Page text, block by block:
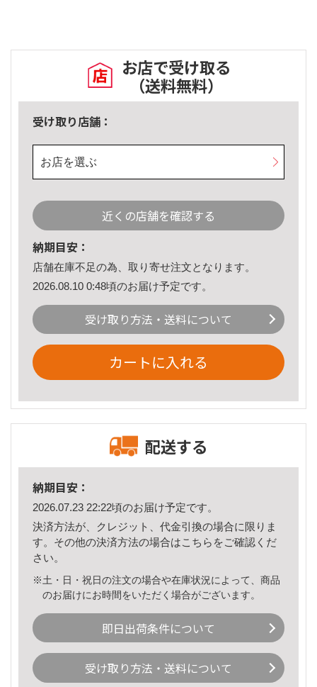
お店で受け取る
（送料無料）
受け取り店舗：
お店を選ぶ
近くの店舗を確認する
納期目安：
店舗在庫不足の為、取り寄せ注文となります。
2026.08.10 0:48頃のお届け予定です。
受け取り方法・送料について
カートに入れる
配送する
納期目安：
2026.07.23 22:22頃のお届け予定です。
決済方法が、クレジット、代金引換の場合に限りま
す。その他の決済方法の場合はこちら をご確認くだ
さい。
※土・日・祝日の注文の場合や在庫状況によって、商品
のお届けにお時間をいただく場合がございます。
即日出荷条件について
受け取り方法・送料について